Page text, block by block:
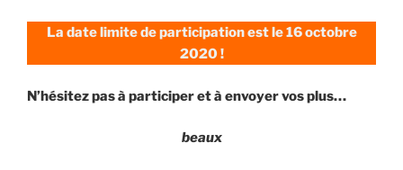
La date limite de participation est le 16 octobre
2020 !
N’hésitez pas à participer et à envoyer vos plus…
beaux